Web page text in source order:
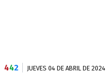
442 JUEVES 04 DE ABRIL DE 2024